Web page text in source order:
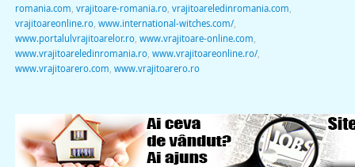
romania.com vrajitoare-romania.ro, vrajitoareledinromania.com
vrajitoareonline.ro, www.international-witches.com/,
www.portalulvrajitoarelor.ro, www.vrajitoare-online.com
www.vrajitoareledinromania.ro, www.vrajitoareonline.ro/,
www.vrajitoarero.com www.vrajitoarero.ro